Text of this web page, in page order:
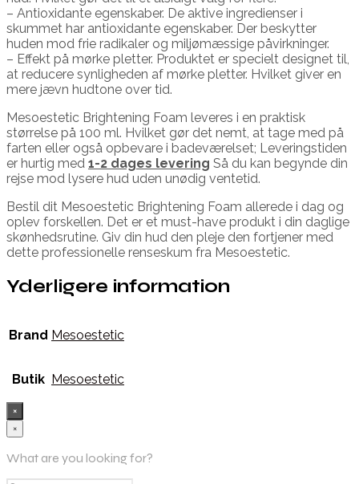
– Antioxidante egenskaber. De aktive ingredienser i
skummet har antioxidante egenskaber. Der beskytter
huden mod frie radikaler og miljømæssige påvirkninger.
– Effekt på mørke pletter. Produktet er specielt designet til,
at reducere synligheden af mørke pletter. Hvilket giver en
mere jævn hudtone over tid.
Mesoestetic Brightening Foam leveres i en praktisk
størrelse på 100 ml. Hvilket gør det nemt, at tage med på
farten eller også opbevare i badeværelset; Leveringstiden
er hurtig med 1-2 dages levering Så du kan begynde din
rejse mod lysere hud uden unødig ventetid.
Bestil dit Mesoestetic Brightening Foam allerede i dag og
oplev forskellen. Det er et must-have produkt i din daglige
skønhedsrutine. Giv din hud den pleje den fortjener med
dette professionelle renseskum fra Mesoestetic.
Yderligere information
Brand Mesoestetic
Butik Mesoestetic
×
×
What are you looking for?